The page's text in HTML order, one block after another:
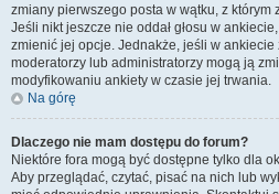
zmiany pierwszego posta w wątku, z którym
Jeśli nikt jeszcze nie oddał głosu w
zmienić jej opcje. Jednakże, jeśli w ankiecie
moderatorzy lub administratorzy mogą ją
modyfikowaniu ankiety w czasie jej trwania.
Na górę
Dlaczego nie mam dostępu do forum?
Niektóre fora mogą być dostępne tylko dla
Aby przeglądać, czytać, pisać na nich lub